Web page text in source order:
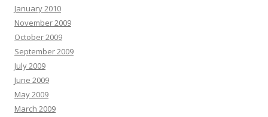
January 2010
November 2009
October 2009
September 2009
July 2009
June 2009
May 2009
March 2009